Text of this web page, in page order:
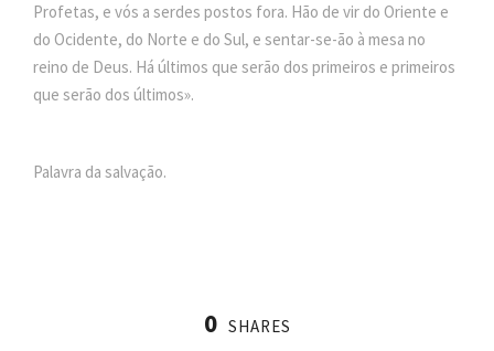
Profetas, e vós a serdes postos fora. Hão de vir do Oriente e
do Ocidente, do Norte e do Sul, e sentar-se-ão à mesa no
reino de Deus. Há últimos que serão dos primeiros e primeiros
que serão dos últimos».
Palavra da salvação.
0 SHARES